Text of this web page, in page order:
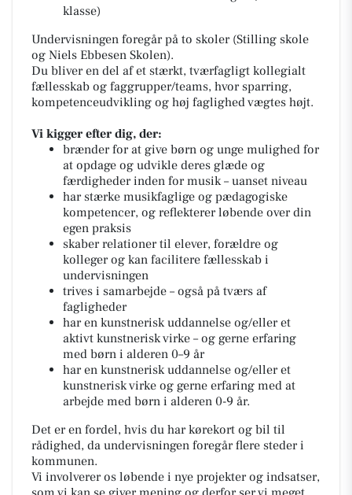
klasse)
Undervisningen foregår på to skoler (Stilling skole
og Niels Ebbesen Skolen).
Du bliver en del af et stærkt, tværfagligt kollegialt
fællesskab og faggrupper/teams, hvor sparring,
kompetenceudvikling og høj faglighed vægtes højt.
Vi kigger efter dig, der:
brænder for at give børn og unge mulighed for
at opdage og udvikle deres glæde og
færdigheder inden for musik – uanset niveau
har stærke musikfaglige og pædagogiske
kompetencer, og reflekterer løbende over din
egen praksis
skaber relationer til elever, forældre og
kolleger og kan facilitere fællesskab i
undervisningen
trives i samarbejde – også på tværs af
fagligheder
har en kunstnerisk uddannelse og/eller et
aktivt kunstnerisk virke – og gerne erfaring
med børn i alderen 0–9 år
har en kunstnerisk uddannelse og/eller et
kunstnerisk virke og gerne erfaring med at
arbejde med børn i alderen 0-9 år.
Det er en fordel, hvis du har kørekort og bil til
rådighed, da undervisningen foregår flere steder i
kommunen.
Vi involverer os løbende i nye projekter og indsatser,